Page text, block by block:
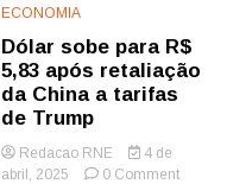
ECONOMIA
Dólar sobe para R$
5,83 após retaliação
da China a tarifas
de Trump
Redacao RNE
4 de
abril, 2025
0 Commenton